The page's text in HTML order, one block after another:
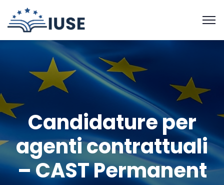
Candidature per
agenti contrattuali
– CAST Permanent